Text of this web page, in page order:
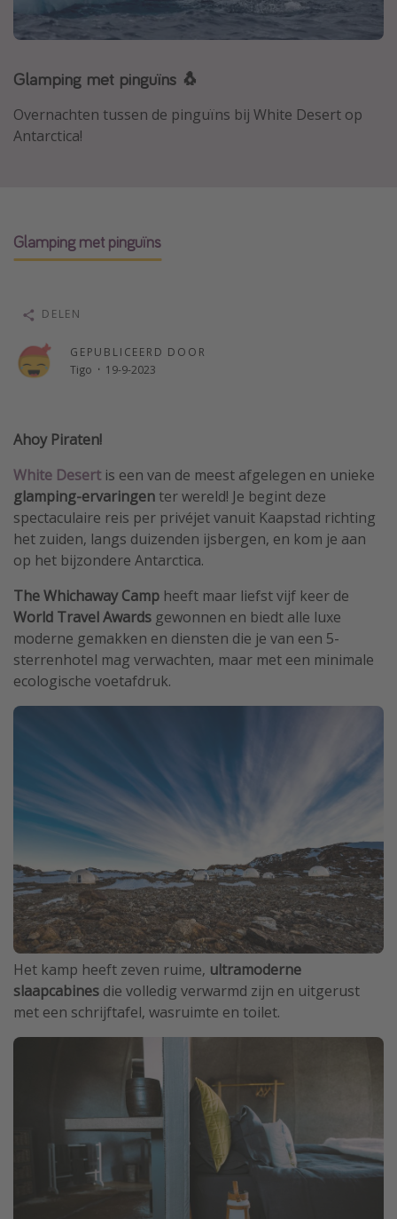
Thailand
Malta
Madeira
Egypte
Overzicht
Autoverhuur
Groepsreizen
Zonvakanties
Rondreizen
Meer onderwerpen
Reisblog
Reiskalender
25 beste pretparken
Beste keukens ter wereld
Center Parcs
Disneyland Parijs
All inclusive vakantie in Griekenland
Glamping met pinguïns 🐧
Overnachten tussen de pinguïns bij White Desert op
Antarctica!
Glamping met pinguïns
GEPUBLICEERD DOOR
Tigo · 19-9-2023
DELEN
Ahoy Piraten!
White Desert is een van de meest afgelegen en unieke
glamping-ervaringen ter wereld! Je begint deze
spectaculaire reis per privéjet vanuit Kaapstad richting
het zuiden, langs duizenden ijsbergen, en kom je aan
op het bijzondere Antarctica.
The Whichaway Camp heeft maar liefst vijf keer de
World Travel Awards gewonnen en biedt alle luxe
moderne gemakken en diensten die je van een 5-
sterrenhotel mag verwachten, maar met een minimale
ecologische voetafdruk.
Het kamp heeft zeven ruime, ultramoderne
slaapcabines die volledig verwarmd zijn en uitgerust
met een schrijftafel, wasruimte en toilet.